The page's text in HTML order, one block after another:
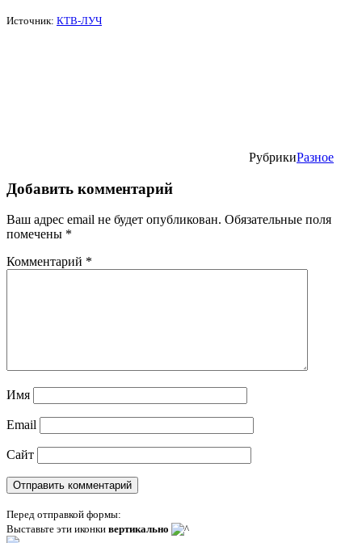
Источник: КТВ-ЛУЧ
РубрикиРазное
Добавить комментарий
Ваш адрес email не будет опубликован. Обязательные поля
помечены *
Комментарий *
Имя
Email
Сайт
Перед отправкой формы:
Выставьте эти иконки вертикально